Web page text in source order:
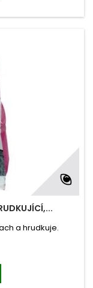
a hrudkuje.